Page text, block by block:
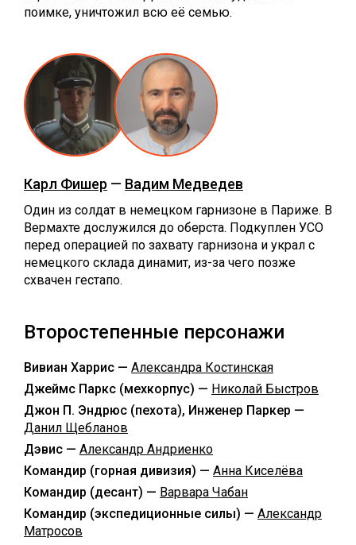
поимке, уничтожил всю её семью.
Карл Фишер — Вадим Медведев
Один из солдат в немецком гарнизоне в Париже. В
Вермахте дослужился до оберста. Подкуплен УСО
перед операцией по захвату гарнизона и украл с
немецкого склада динамит, из-за чего позже
схвачен гестапо.
Второстепенные персонажи
Вивиан Харрис — Александра Костинская
Джеймс Паркс (мехкорпус) — Николай Быстров
Джон П. Эндрюс (пехота), Инженер Паркер —
Данил Щебланов
Дэвис — Александр Андриенко
Командир (горная дивизия) — Анна Киселёва
Командир (десант) — Варвара Чабан
Командир (экспедиционные силы) — Александр
Матросов